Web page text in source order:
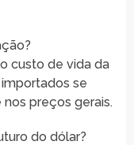
custo de vida da
se
preços gerais.
do dólar?